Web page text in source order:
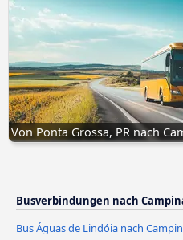
Von Ponta Grossa, PR nach
Busverbindungen nach
Bus Águas de Lindóia nach